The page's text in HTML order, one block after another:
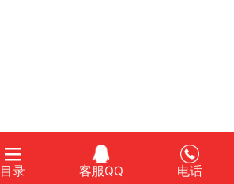
目录 客服QQ 电话